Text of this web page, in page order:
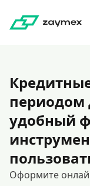
периодом
удобный
Оформите